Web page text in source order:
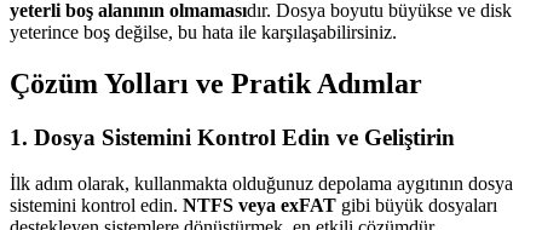
yeterli boş alanının olmamasıdır. Dosya boyutu büyükse ve disk
yeterince boş değilse, bu hata ile karşılaşabilirsiniz.
Çözüm Yolları ve Pratik Adımlar
1. Dosya Sistemini Kontrol Edin ve Geliştirin
İlk adım olarak, kullanmakta olduğunuz depolama aygıtının dosya
sistemini kontrol edin. NTFS veya exFAT gibi büyük dosyaları